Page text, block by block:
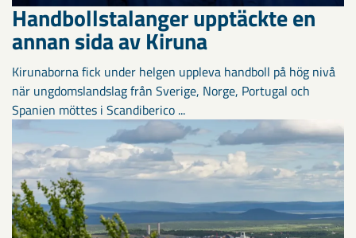
Handbollstalanger upptäckte en
annan sida av Kiruna
Kirunaborna fick under helgen uppleva handboll på hög nivå
när ungdomslandslag från Sverige, Norge, Portugal och
Spanien möttes i Scandiberico ...